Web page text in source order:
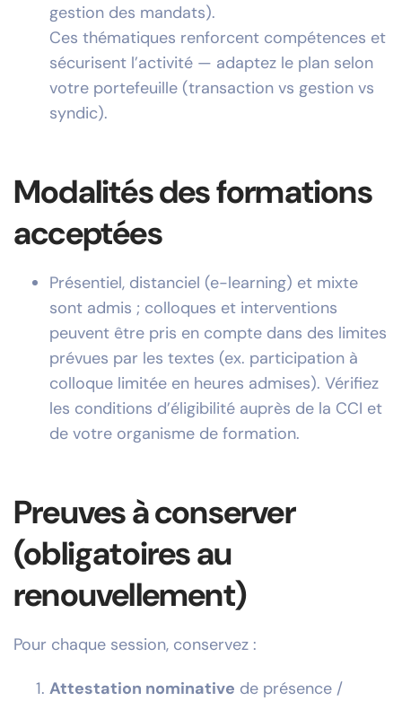
gestion des mandats).
Ces thématiques renforcent compétences et
sécurisent l’activité — adaptez le plan selon
votre portefeuille (transaction vs gestion vs
syndic).
Modalités des formations
acceptées
Présentiel, distanciel (e-learning) et mixte
sont admis ; colloques et interventions
peuvent être pris en compte dans des limites
prévues par les textes (ex. participation à
colloque limitée en heures admises). Vérifiez
les conditions d’éligibilité auprès de la CCI et
de votre organisme de formation.
Preuves à conserver
(obligatoires au
renouvellement)
Pour chaque session, conservez :
Attestation nominative de présence /